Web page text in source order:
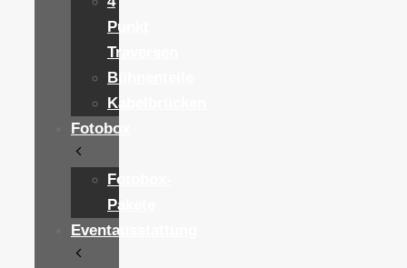
Punkt
Traversen
Bühnenteile
Kabelbrücken
Fotobox
Fotobox-
Pakete
Eventausstattung